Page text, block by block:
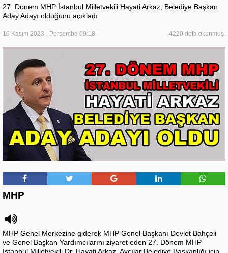
27. Dönem MHP İstanbul Milletvekili Hayati Arkaz, Belediye Başkan
Aday Adayı olduğunu açıkladı
16 Kasım 2023 - Perşembe 09:18 4220 defa okunmuş.
MHP
MHP Genel Merkezine giderek MHP Genel Başkanı Devlet Bahçeli
ve Genel Başkan Yardımcılarını ziyaret eden 27. Dönem MHP
İstanbul Milletvekili Dr. Hayati Arkaz, Avcılar Belediye Başkanlığı için